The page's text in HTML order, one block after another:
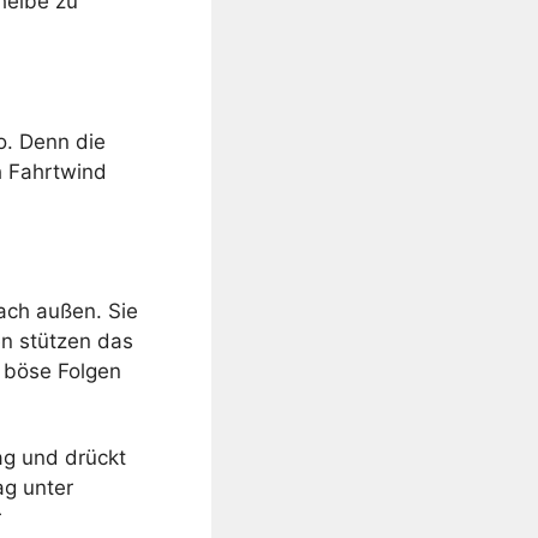
Denn die
Fahrtwind
außen. Sie
stützen das
Folgen
und drückt
unter